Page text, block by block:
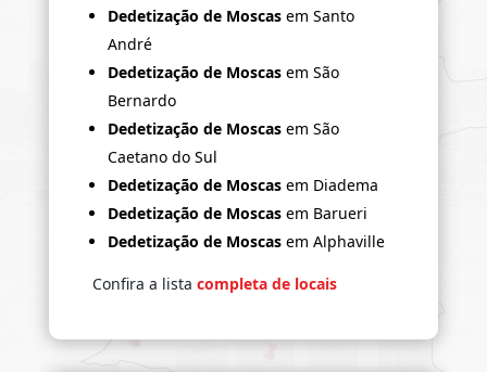
Dedetização de Moscas em Santo
André
Dedetização de Moscas em São
Bernardo
Dedetização de Moscas em São
Caetano do Sul
Dedetização de Moscas em Diadema
Dedetização de Moscas em Barueri
Dedetização de Moscas em Alphaville
Confira a lista completa de locais